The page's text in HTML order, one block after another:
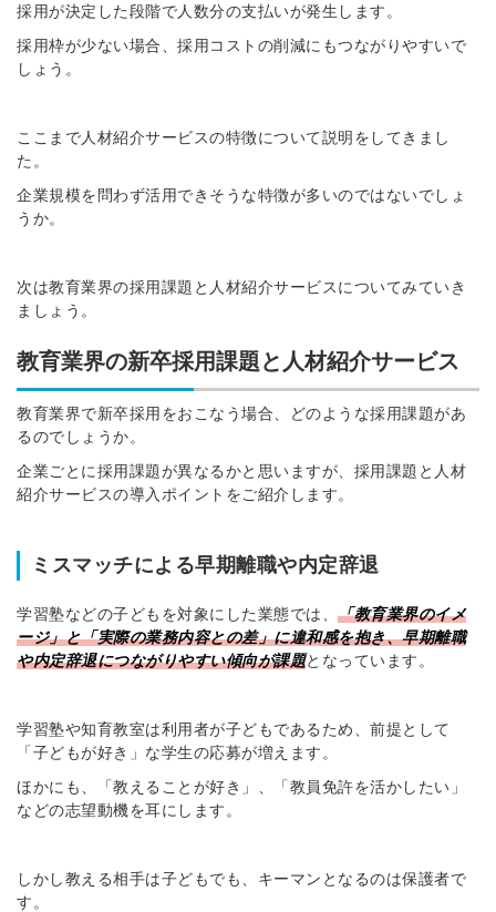
採用が決定した段階で人数分の支払いが発生します。
採用枠が少ない場合、採用コストの削減にもつながりやすいで
しょう。
ここまで人材紹介サービスの特徴について説明をしてきまし
た。
企業規模を問わず活用できそうな特徴が多いのではないでしょ
うか。
次は教育業界の採用課題と人材紹介サービスについてみていき
ましょう。
教育業界の新卒採用課題と人材紹介サービス
教育業界で新卒採用をおこなう場合、どのような採用課題があ
るのでしょうか。
企業ごとに採用課題が異なるかと思いますが、採用課題と人材
紹介サービスの導入ポイントをご紹介します。
ミスマッチによる早期離職や内定辞退
学習塾などの子どもを対象にした業態では、 「教育業界のイメ
ージ」と「実際の業務内容との差」に違和感を抱き、早期離職
や内定辞退につながりやすい傾向が課題となっています。
学習塾や知育教室は利用者が子どもであるため、前提として
「子どもが好き」な学生の応募が増えます。
ほかにも、「教えることが好き」、「教員免許を活かしたい」
などの志望動機を耳にします。
しかし教える相手は子どもでも、キーマンとなるのは保護者で
す。